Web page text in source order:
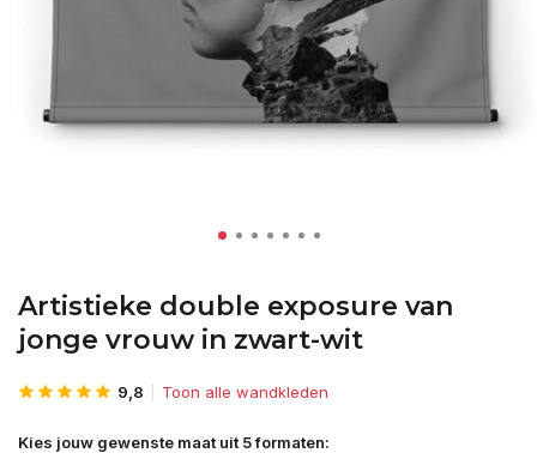
Artistieke double exposure van
jonge vrouw in zwart-wit
9,8 Toon alle wandkleden
Kies jouw gewenste maat uit 5 formaten: